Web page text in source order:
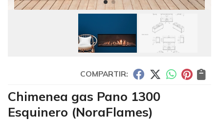
COMPARTIR:
Chimenea gas Pano 1300
Esquinero (NoraFlames)